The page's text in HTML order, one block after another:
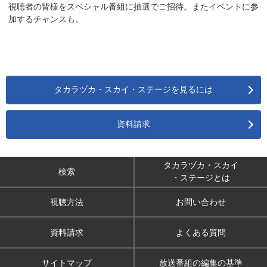
視聴者の皆様をスペシャル番組に抽選でご招待。またイベントに参
加するチャンスも。
タカラヅカ・スカイ・ステージを見るには
資料請求
検索
タカラヅカ・スカイ
・ステージとは
視聴方法 お問い合わせ
資料請求 よくある質問
サイトマップ 放送番組の編集の基準